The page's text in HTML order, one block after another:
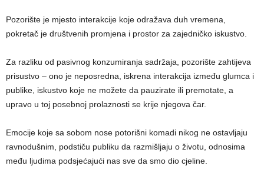
Pozorište je mjesto interakcije koje odražava duh vremena,
pokretač je društvenih promjena i prostor za zajedničko iskustvo.
Za razliku od pasivnog konzumiranja sadržaja, pozorište zahtijeva
prisustvo – ono je neposredna, iskrena interakcija između glumca i
publike, iskustvo koje ne možete da pauzirate ili premotate, a
upravo u toj posebnoj prolaznosti se krije njegova čar.
Emocije koje sa sobom nose potorišni komadi nikog ne ostavljaju
ravnodušnim, podstiču publiku da razmišljaju o životu, odnosima
među ljudima podsjećajući nas sve da smo dio cjeline.